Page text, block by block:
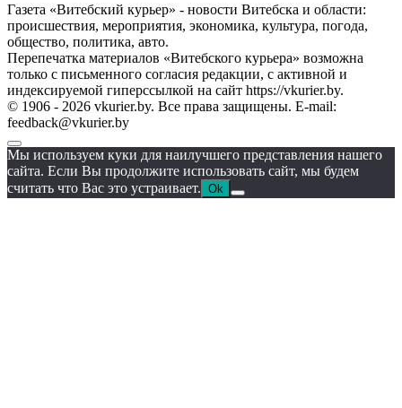
Газета «Витебский курьер» - новости Витебска и области:
происшествия, мероприятия, экономика, культура, погода,
общество, политика, авто.
Перепечатка материалов «Витебского курьера» возможна
только с письменного согласия редакции, с активной и
индексируемой гиперссылкой на сайт https://vkurier.by.
© 1906 - 2026 vkurier.by. Все права защищены. E-mail:
feedback@vkurier.by
Мы используем куки для наилучшего представления нашего
сайта. Если Вы продолжите использовать сайт, мы будем
считать что Вас это устраивает. Ok